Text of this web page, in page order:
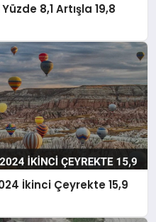
8,1 Artışla 19,8
İkinci Çeyrekte 15,9